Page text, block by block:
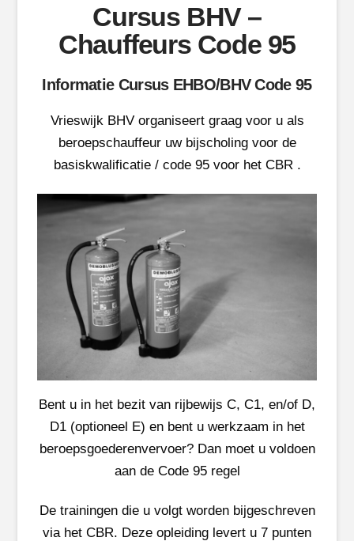
Cursus BHV –
Chauffeurs Code 95
Informatie Cursus EHBO/BHV Code 95
Vrieswijk BHV organiseert graag voor u als
beroepschauffeur uw bijscholing voor de
basiskwalificatie / code 95 voor het CBR .
Bent u in het bezit van rijbewijs C, C1, en/of D,
D1 (optioneel E) en bent u werkzaam in het
beroepsgoederenvervoer? Dan moet u voldoen
aan de Code 95 regel
De trainingen die u volgt worden bijgeschreven
via het CBR. Deze opleiding levert u 7 punten